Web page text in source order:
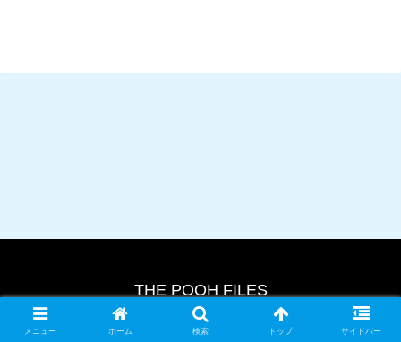
THE POOH FILES
© 2024 THE POOH FILES.
メニュー ホーム 検索 トップ サイドバー